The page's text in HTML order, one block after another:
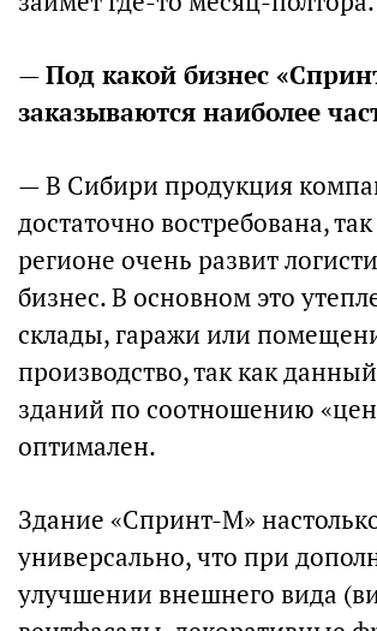
—Под какой бизнес
заказываются наиболее
— В Сибири продукция
достаточно востребована, так
регионе очень развит
бизнес. В основном это
склады, гаражи или
производство, так как
зданий по соотношению
оптимален.
Здание «Спринт-М»
универсально, что при
улучшении внешнего вида